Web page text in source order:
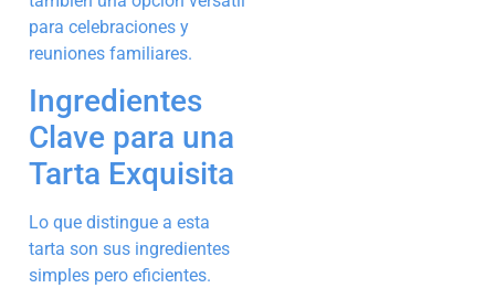
para celebraciones y
reuniones familiares.
Ingredientes
Clave para una
Tarta Exquisita
Lo que distingue a esta
tarta son sus ingredientes
simples pero eficientes.